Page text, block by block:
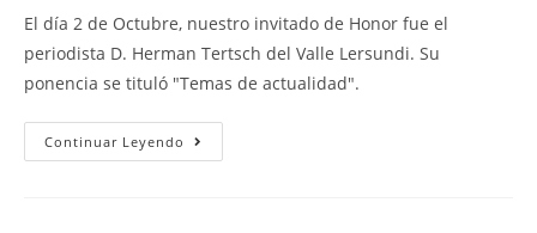
la
entrada:
entrada:
entrada:
El día 2 de Octubre, nuestro invitado de Honor fue el
periodista D. Herman Tertsch del Valle Lersundi. Su
ponencia se tituló "Temas de actualidad".
Continuar Leyendo «Temas
De